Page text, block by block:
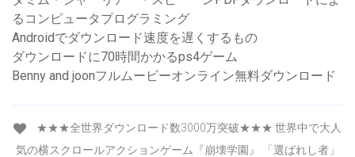
るコンピュータプログラミング
Androidでダウンロード速度を遅くするもの
ダウンロードに70時間かかるps4ゲーム
Benny and joonフルムービーオンライン無料ダウンロード
★★★全世界ダウンロード数3000万突破★★★ 世界中で大人
気の横スクロールアクションゲーム『崩壊学園』 「選ばれし者」